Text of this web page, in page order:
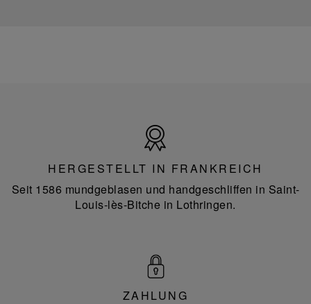
Frankreich
HERGESTELLT IN FRANKREICH
Seit 1586 mundgeblasen und handgeschliffen in Saint-
Louis-lès-Bitche in Lothringen.
ZAHLUNG